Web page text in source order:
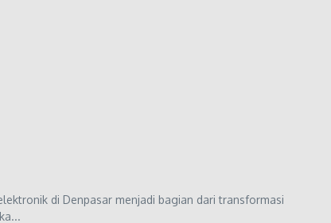
di Denpasar menjadi bagian dari transformasi